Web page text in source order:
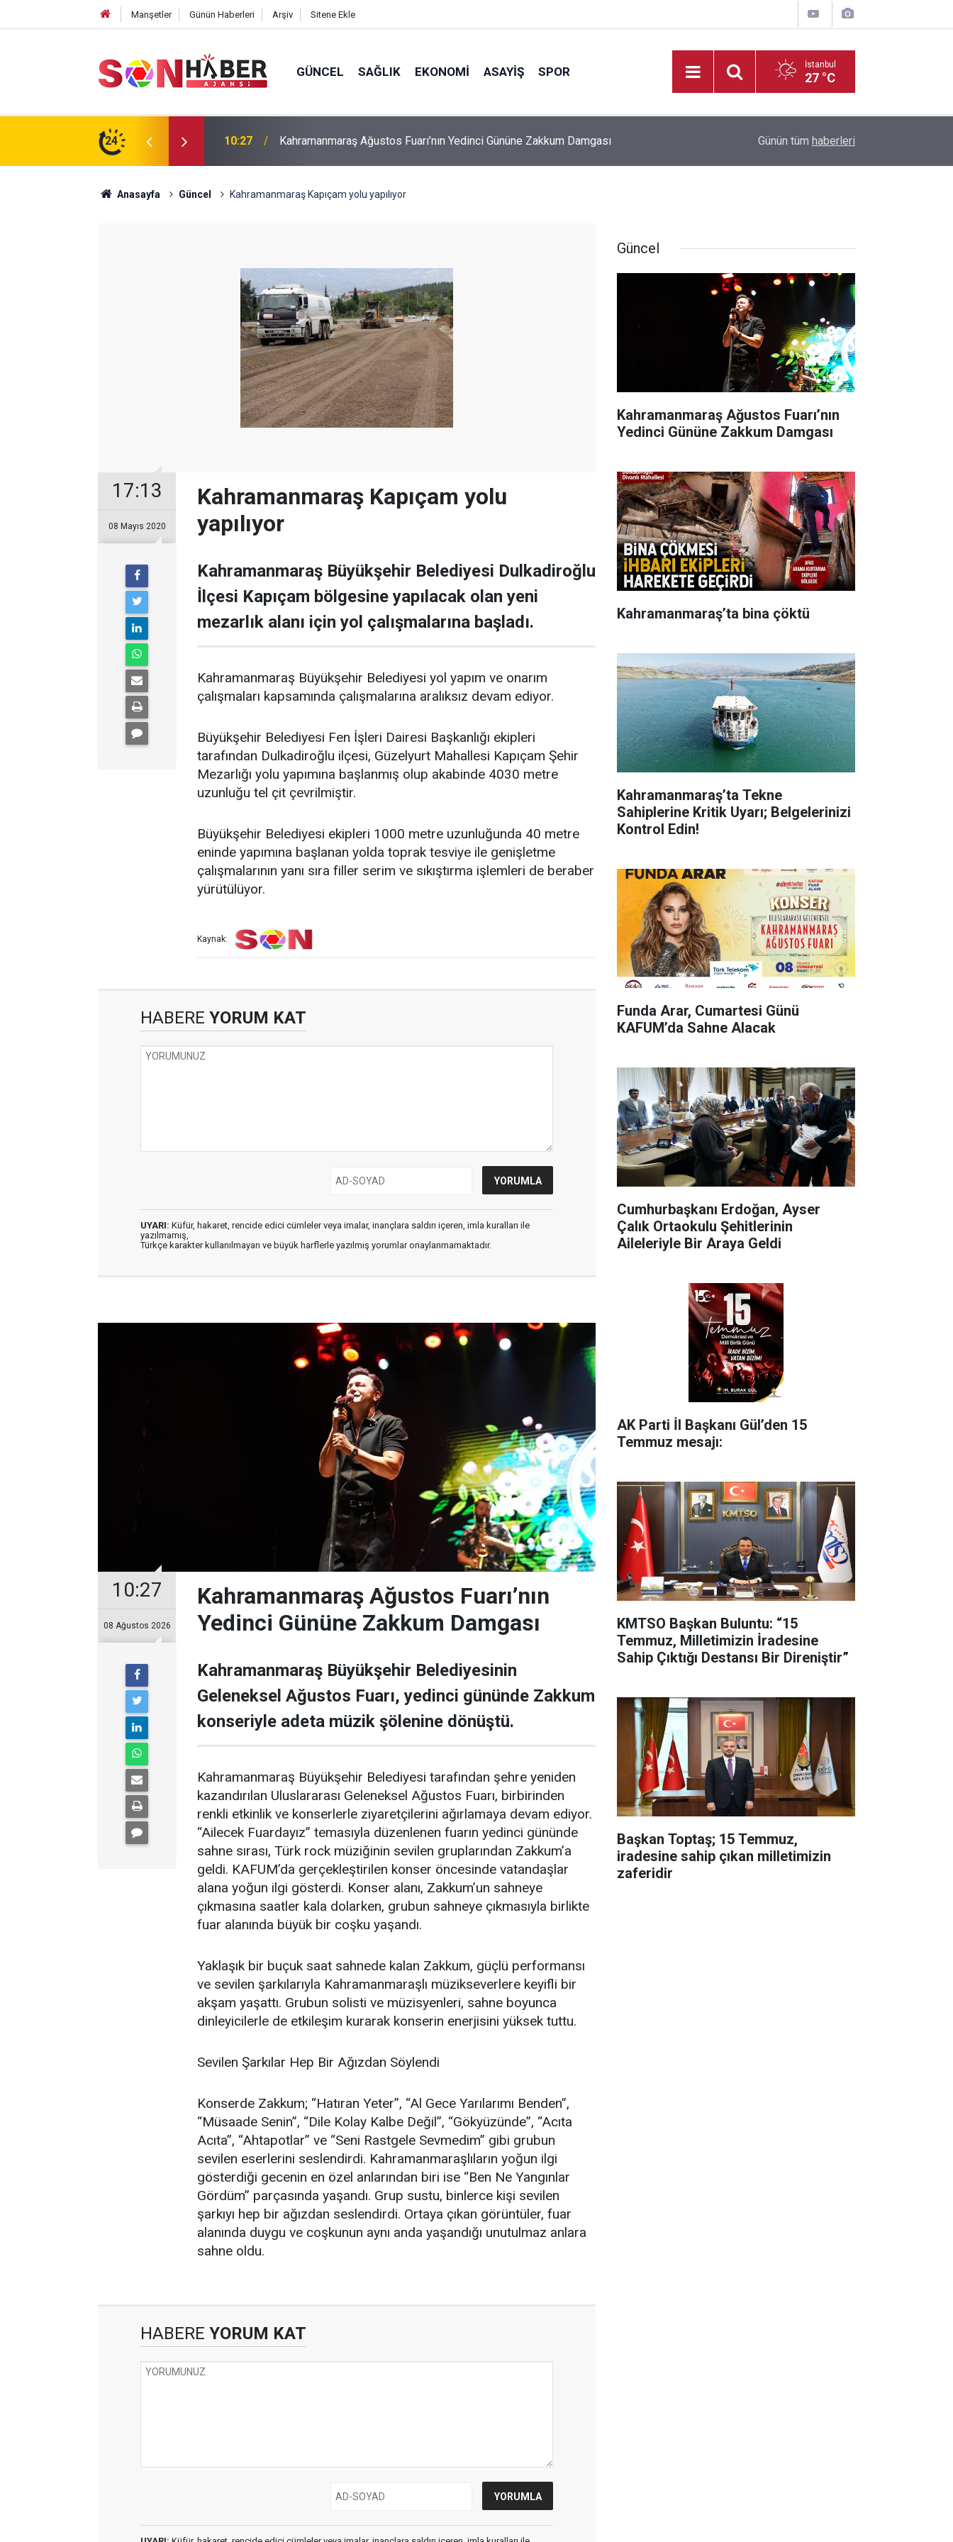
Manşetler Günün Haberleri Arşiv Sitene Ekle
GÜNCEL SAĞLIK EKONOMI ASAYIŞ SPOR İstanbul
27 °C
24
Yedinci Gününe Zakkum Damgası 10:20 Hanife Öksüz: Fabrikalar bizim değil, milletin bize emanetidir TSYD Kahramanmaraş Cup’ta altyapı heyecanı
Günün tüm haberleri
Anasayfa Güncel Kahramanmaraş Kapıçam yolu yapılıyor
17:13
08 Mayıs 2020
Kahramanmaraş Kapıçam yolu
yapılıyor
Kahramanmaraş Büyükşehir Belediyesi Dulkadiroğlu
İlçesi Kapıçam bölgesine yapılacak olan yeni
mezarlık alanı için yol çalışmalarına başladı.
Kahramanmaraş Büyükşehir Belediyesi yol yapım ve onarım
çalışmaları kapsamında çalışmalarına aralıksız devam ediyor.
Büyükşehir Belediyesi Fen İşleri Dairesi Başkanlığı ekipleri
tarafından Dulkadiroğlu ilçesi, Güzelyurt Mahallesi Kapıçam Şehir
Mezarlığı yolu yapımına başlanmış olup akabinde 4030 metre
uzunluğu tel çit çevrilmiştir.
Büyükşehir Belediyesi ekipleri 1000 metre uzunluğunda 40 metre
eninde yapımına başlanan yolda toprak tesviye ile genişletme
çalışmalarının yanı sıra filler serim ve sıkıştırma işlemleri de beraber
yürütülüyor.
Kaynak:
HABERE YORUM KAT
UYARI: Küfür, hakaret, rencide edici cümleler veya imalar, inançlara saldırı içeren, imla kuralları ile
yazılmamış,
Türkçe karakter kullanılmayan ve büyük harflerle yazılmış yorumlar onaylanmamaktadır.
10:27
08 Ağustos 2026
Kahramanmaraş Ağustos Fuarı’nın
Yedinci Gününe Zakkum Damgası
Kahramanmaraş Büyükşehir Belediyesinin
Geleneksel Ağustos Fuarı, yedinci gününde Zakkum
konseriyle adeta müzik şölenine dönüştü.
Kahramanmaraş Büyükşehir Belediyesi tarafından şehre yeniden
kazandırılan Uluslararası Geleneksel Ağustos Fuarı, birbirinden
renkli etkinlik ve konserlerle ziyaretçilerini ağırlamaya devam ediyor.
“Ailecek Fuardayız” temasıyla düzenlenen fuarın yedinci gününde
sahne sırası, Türk rock müziğinin sevilen gruplarından Zakkum’a
geldi. KAFUM’da gerçekleştirilen konser öncesinde vatandaşlar
alana yoğun ilgi gösterdi. Konser alanı, Zakkum’un sahneye
çıkmasına saatler kala dolarken, grubun sahneye çıkmasıyla birlikte
fuar alanında büyük bir coşku yaşandı.
Yaklaşık bir buçuk saat sahnede kalan Zakkum, güçlü performansı
ve sevilen şarkılarıyla Kahramanmaraşlı müzikseverlere keyifli bir
akşam yaşattı. Grubun solisti ve müzisyenleri, sahne boyunca
dinleyicilerle de etkileşim kurarak konserin enerjisini yüksek tuttu.
Sevilen Şarkılar Hep Bir Ağızdan Söylendi
Konserde Zakkum; “Hatıran Yeter”, “Al Gece Yarılarımı Benden”,
“Müsaade Senin”, “Dile Kolay Kalbe Değil”, “Gökyüzünde”, “Acıta
Acıta”, “Ahtapotlar” ve “Seni Rastgele Sevmedim” gibi grubun
sevilen eserlerini seslendirdi. Kahramanmaraşlıların yoğun ilgi
gösterdiği gecenin en özel anlarından biri ise “Ben Ne Yangınlar
Gördüm” parçasında yaşandı. Grup sustu, binlerce kişi sevilen
şarkıyı hep bir ağızdan seslendirdi. Ortaya çıkan görüntüler, fuar
alanında duygu ve coşkunun aynı anda yaşandığı unutulmaz anlara
sahne oldu.
HABERE YORUM KAT
Güncel
Kahramanmaraş Ağustos Fuarı’nın
Yedinci Gününe Zakkum Damgası
Kahramanmaraş’ta bina çöktü
Kahramanmaraş’ta Tekne
Sahiplerine Kritik Uyarı; Belgelerinizi
Kontrol Edin!
Funda Arar, Cumartesi Günü
KAFUM’da Sahne Alacak
Cumhurbaşkanı Erdoğan, Ayser
Çalık Ortaokulu Şehitlerinin
Aileleriyle Bir Araya Geldi
AK Parti İl Başkanı Gül’den 15
Temmuz mesajı:
KMTSO Başkan Buluntu: “15
Temmuz, Milletimizin İradesine
Sahip Çıktığı Destansı Bir Direniştir”
Başkan Toptaş; 15 Temmuz,
iradesine sahip çıkan milletimizin
zaferidir